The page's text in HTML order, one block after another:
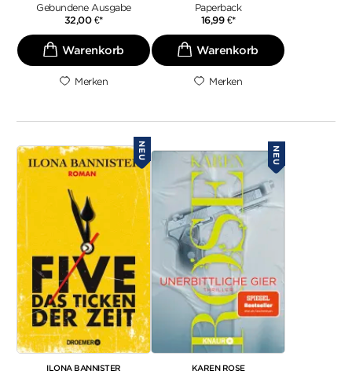
Gebundene Ausgabe
32,00 €*
Merken
Paperback
16,99 €*
Merken
NEU
ILONA BANNISTER
NEU
KAREN ROSE